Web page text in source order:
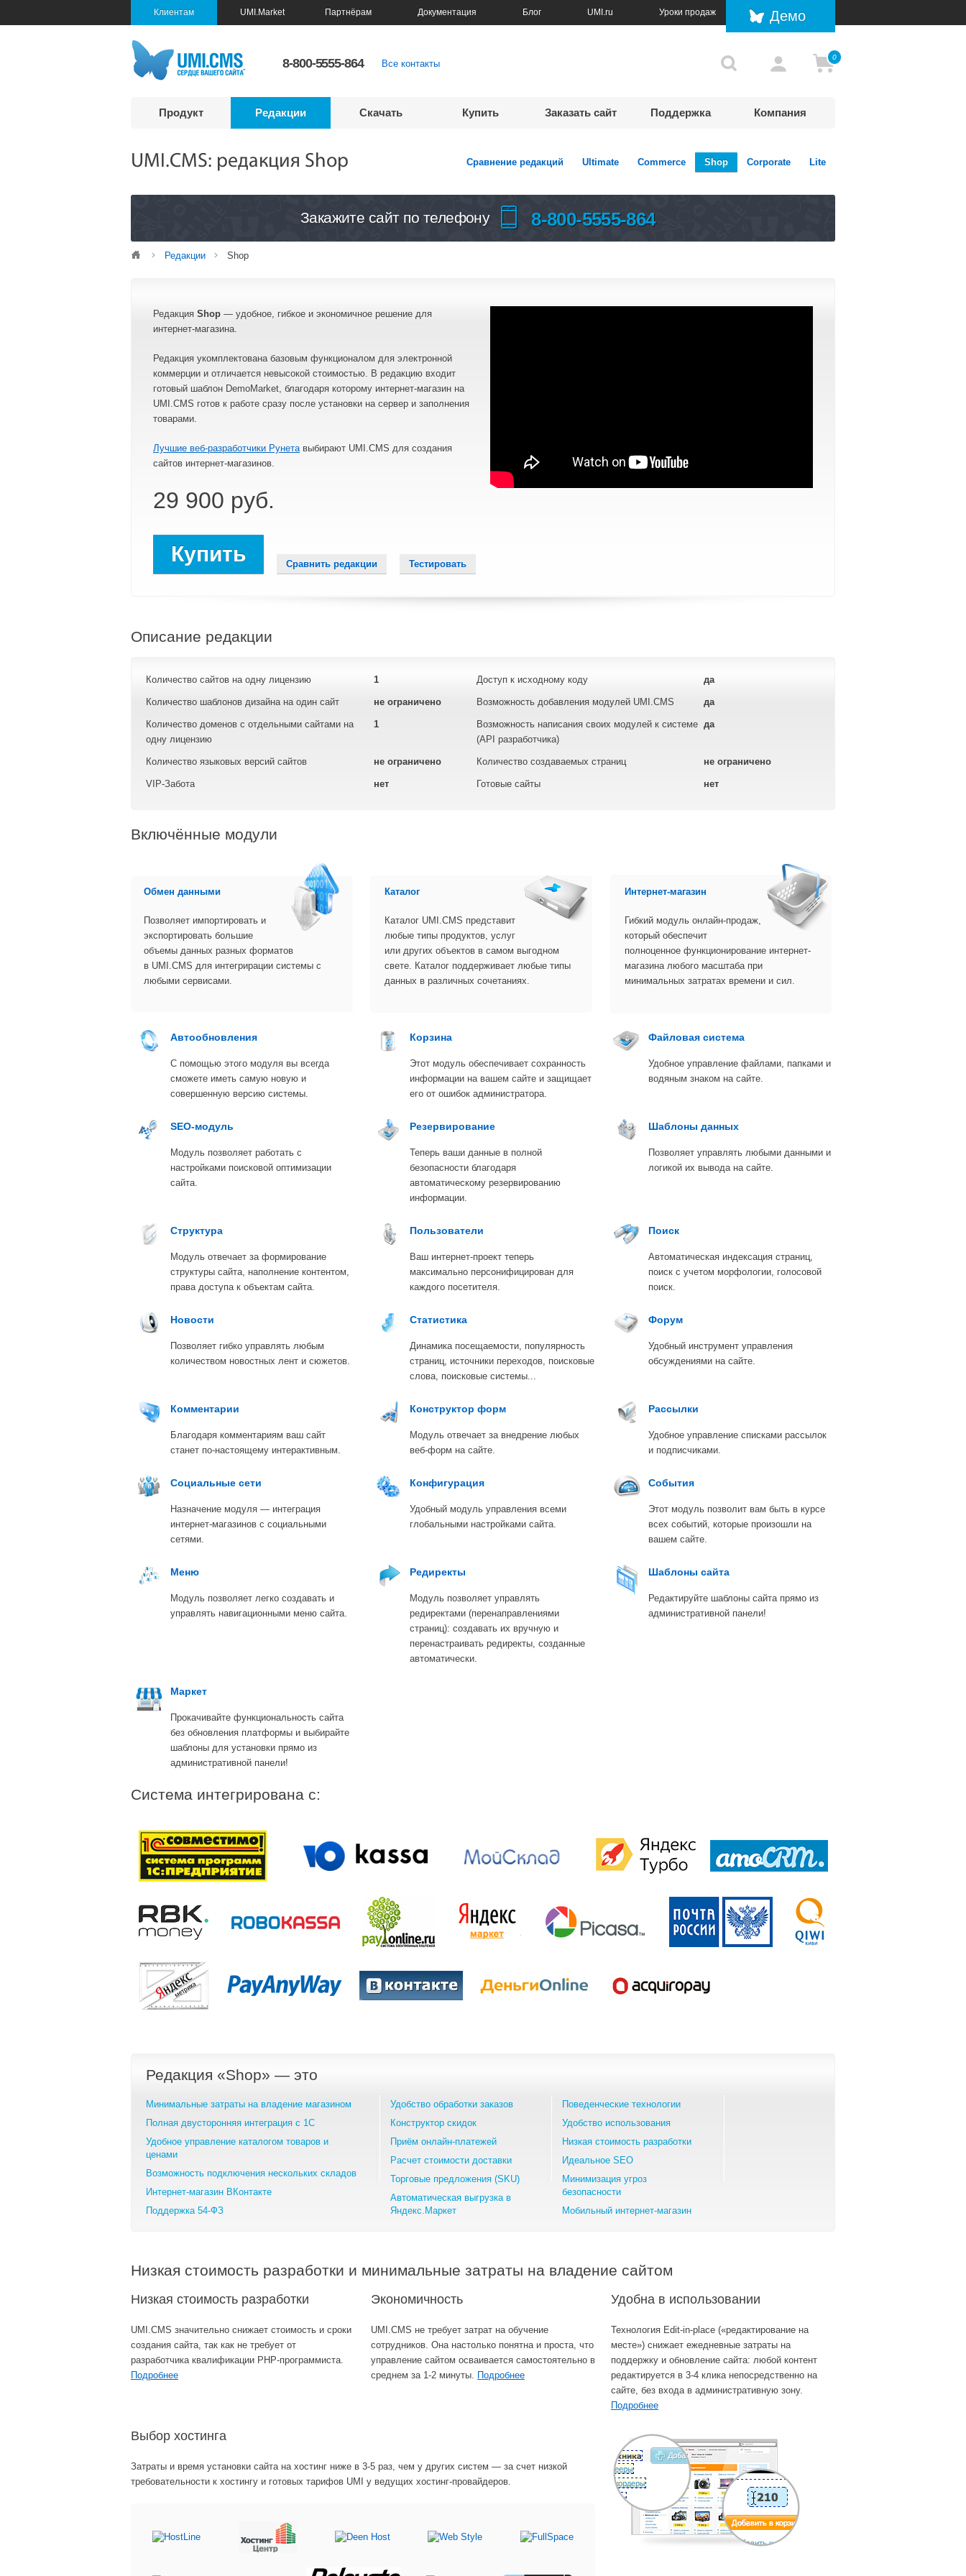
Клиентам UMI.Market Партнёрам Документация Блог UMI.ru Уроки продаж Демо
8-800-5555-864 Все контакты
0
Продукт Редакции Скачать Купить Заказать сайт Поддержка Компания
UMI.CMS: редакция Shop Сравнение редакций Ultimate Commerce Shop Corporate Lite
Закажите сайт по телефону 8-800-5555-864
Редакции Shop
Редакция Shop — удобное, гибкое и экономичное решение для
интернет-магазина.
Редакция укомплектована базовым функционалом для электронной
коммерции и отличается невысокой стоимостью. В редакцию входит
готовый шаблон DemoMarket, благодаря которому интернет-магазин на
UMI.CMS готов к работе сразу после установки на сервер и заполнения
товарами.
Лучшие веб-разработчики Рунетавыбирают UMI.CMS для создания
сайтов интернет-магазинов.
29 900 руб.
Купить Сравнить редакции Тестировать
Описание редакции
Количество сайтов на одну лицензию 1 Доступ к исходному коду да
Количество шаблонов дизайна на один сайт не ограничено Возможность добавления модулей UMI.CMS да
Количество доменов с отдельными сайтами на
одну лицензию
1
Возможность написания своих модулей к системе
(API разработчика)
да
Количество языковых версий сайтов не ограничено Количество создаваемых страниц не ограничено
VIP-Забота нет Готовые сайты нет
Включённые модули
Обмен данными
Позволяет импортировать и
экспортировать большие
объемы данных разных форматов
вUMI.CMS для интегрирации системы с
любыми сервисами.
Каталог
Каталог UMI.CMS представит
любые типы продуктов, услуг
или других объектов в самом выгодном
свете. Каталог поддерживает любые типы
данных в различных сочетаниях.
Интернет-магазин
Гибкий модуль онлайн-продаж,
который обеспечит
полноценное функционирование интернет-
магазина любого масштаба при
минимальных затратах времени и сил.
Автообновления
С помощью этого модуля вы всегда
сможете иметь самую новую и
совершенную версию системы.
Корзина
Этот модуль обеспечивает сохранность
информации на вашем сайте и защищает
его от ошибок администратора.
Файловая система
Удобное управление файлами, папками и
водяным знаком на сайте.
SEO-модуль
Модуль позволяет работать с
настройками поисковой оптимизации
сайта.
Резервирование
Теперь ваши данные в полной
безопасности благодаря
автоматическому резервированию
информации.
Шаблоны данных
Позволяет управлять любыми данными и
логикой их вывода на сайте.
Структура
Модуль отвечает за формирование
структуры сайта, наполнение контентом,
права доступа к объектам сайта.
Пользователи
Ваш интернет-проект теперь
максимально персонифицирован для
каждого посетителя.
Поиск
Автоматическая индексация страниц,
поиск с учетом морфологии, голосовой
поиск.
Новости
Позволяет гибко управлять любым
количеством новостных лент и сюжетов.
Статистика
Динамика посещаемости, популярность
страниц, источники переходов, поисковые
слова, поисковые системы...
Форум
Удобный инструмент управления
обсуждениями на сайте.
Комментарии
Благодаря комментариям ваш сайт
станет по-настоящему интерактивным.
Конструктор форм
Модуль отвечает за внедрение любых
веб-форм на сайте.
Рассылки
Удобное управление списками рассылок
и подписчиками.
Социальные сети
Назначение модуля — интеграция
интернет-магазинов с социальными
сетями.
Конфигурация
Удобный модуль управления всеми
глобальными настройками сайта.
События
Этот модуль позволит вам быть в курсе
всех событий, которые произошли на
вашем сайте.
Меню
Модуль позволяет легко создавать и
управлять навигационными меню сайта.
Редиректы
Модуль позволяет управлять
редиректами (перенаправлениями
страниц): создавать их вручную и
перенастраивать редиректы, созданные
автоматически.
Шаблоны сайта
Редактируйте шаблоны сайта прямо из
административной панели!
Маркет
Прокачивайте функциональность сайта
без обновления платформы и выбирайте
шаблоны для установки прямо из
административной панели!
Система интегрирована с:
Редакция «Shop» — это
Минимальные затраты на владение магазином
Полная двусторонняя интеграция с 1С
Удобное управление каталогом товаров и
ценами
Возможность подключения нескольких складов
Интернет-магазин ВКонтакте
Поддержка 54-ФЗ
Удобство обработки заказов
Конструктор скидок
Приём онлайн-платежей
Расчет стоимости доставки
Торговые предложения (SKU)
Автоматическая выгрузка в
Яндекс.Маркет
Поведенческие технологии
Удобство использования
Низкая стоимость разработки
Идеальное SEO
Минимизация угроз
безопасности
Мобильный интернет-магазин
Низкая стоимость разработки и минимальные затраты на владение сайтом
Низкая стоимость разработки
UMI.CMS значительно снижает стоимость и сроки
создания сайта, так как не требует от
разработчика квалификации PHP-программиста.
Подробнее
Экономичность
UMI.CMS не требует затрат на обучение
сотрудников. Она настолько понятна и проста, что
управление сайтом осваивается самостоятельно в
среднем за 1-2 минуты. Подробнее
Удобна в использовании
Технология Edit-in-place («редактирование на
месте») снижает ежедневные затраты на
поддержку и обновление сайта: любой контент
редактируется в 3-4 клика непосредственно на
сайте, без входа в административную зону.
Подробнее
Выбор хостинга
Затраты и время установки сайта на хостинг ниже в 3-5 раз, чем у других систем — за счет низкой
требовательности к хостингу и готовых тарифов UMI у ведущих хостинг-провайдеров.